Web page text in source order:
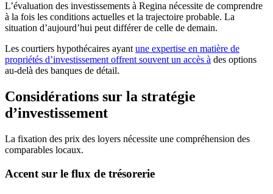
L’évaluation des investissements à Regina nécessite de comprendre
à la fois les conditions actuelles et la trajectoire probable. La
situation d’aujourd’hui peut différer de celle de demain.
Les courtiers hypothécaires ayant une expertise en matière de
propriétés d’investissement offrent souvent un accès à des options
au-delà des banques de détail.
Considérations sur la stratégie
d’investissement
La fixation des prix des loyers nécessite une compréhension des
comparables locaux.
Accent sur le flux de trésorerie